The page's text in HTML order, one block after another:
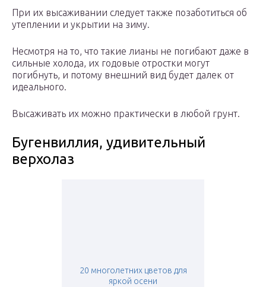
При их высаживании следует также позаботиться об
утеплении и укрытии на зиму.
Несмотря на то, что такие лианы не погибают даже в
сильные холода, их годовые отростки могут
погибнуть, и потому внешний вид будет далек от
идеального.
Высаживать их можно практически в любой грунт.
Бугенвиллия, удивительный
верхолаз
20 многолетних цветов для
яркой осени